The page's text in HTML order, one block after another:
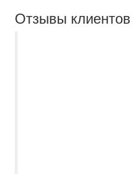
Отзывы клиентов